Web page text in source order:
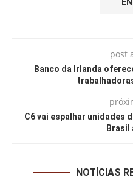
post
Banco da Irlanda
C6 vai espalhar unidades
Brasil
NOTÍCIAS